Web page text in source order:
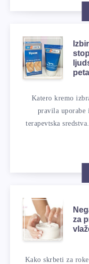
Katero kremo
pravila uporabe
terapevtska
za
Kako skrbeti za